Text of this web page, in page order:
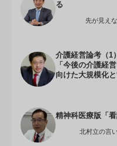
る
先が見え
介護経営論考（
「今後の介護経
向けた大規模化
精神科医療版「
北村立の言